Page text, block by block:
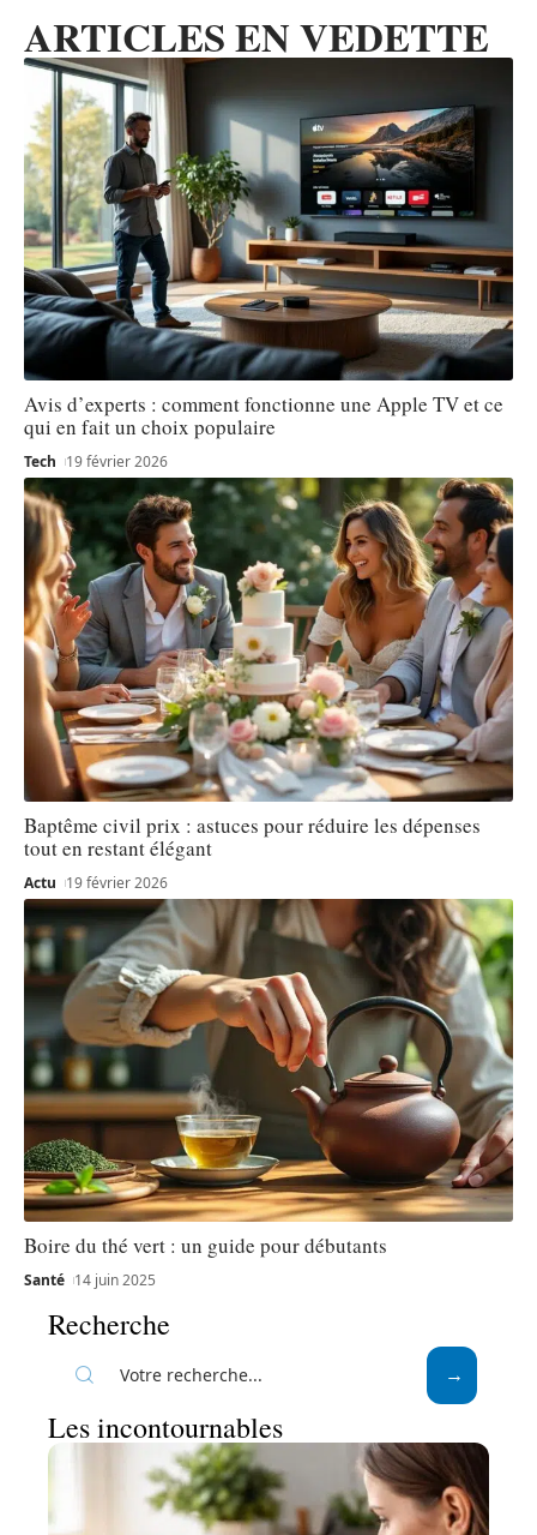
ARTICLES EN VEDETTE
Avis d’experts : comment fonctionne une Apple TV et ce
qui en fait un choix populaire
Tech 19 février 2026
Baptême civil prix : astuces pour réduire les dépenses
tout en restant élégant
Actu 19 février 2026
Boire du thé vert : un guide pour débutants
Santé 14 juin 2025
Recherche
Les incontournables